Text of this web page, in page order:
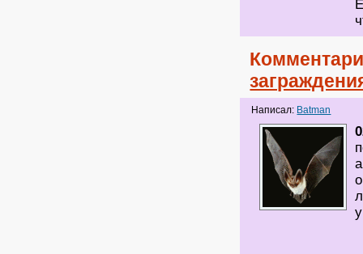
Написал: Batman